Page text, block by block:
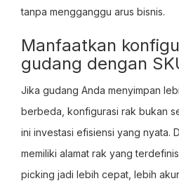
tanpa mengganggu arus bisnis.
Manfaatkan
gudang dengan
Jika gudang Anda menyimpan
berbeda, konfigurasi rak bukan
ini investasi efisiensi yang nyata.
memiliki alamat rak yang
picking jadi lebih cepat, lebih